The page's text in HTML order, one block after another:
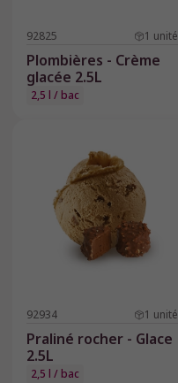
92825 1 unité
Plombières - Crème
glacée 2.5L
2,5 l / bac
92934 1 unité
Praliné rocher - Glace
2.5L
2,5 l / bac